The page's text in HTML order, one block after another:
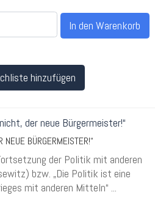
hinzufügen
NEUE BÜRGERMEISTER!“
der Politik mit anderen
bzw. „Die Politik ist eine
mit anderen Mitteln“ ...